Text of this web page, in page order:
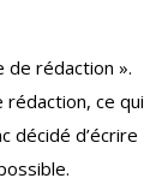
de rédaction ».
ce qui
décidé d’écrire